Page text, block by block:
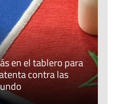
en el tablero para
contra las